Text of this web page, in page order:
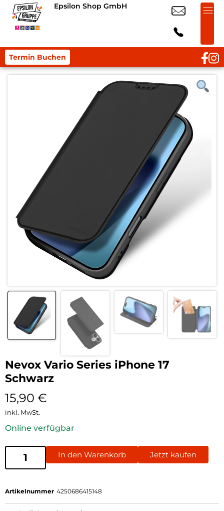
Epsilon Shop GmbH
Termin Buchen
Nevox Vario Series iPhone 17
Schwarz
15,90 €
inkl. MwSt.
Online verfügbar
In den Warenkorb Jetzt kaufen
Artikelnummer 4250686415148